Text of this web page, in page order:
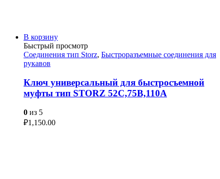
В корзину
Быстрый просмотр
Соединения тип Storz, Быстроразъемные соединения для
рукавов
Ключ универсальный для быстросъемной
муфты тип STORZ 52C,75B,110A
0 из 5
₽1,150.00